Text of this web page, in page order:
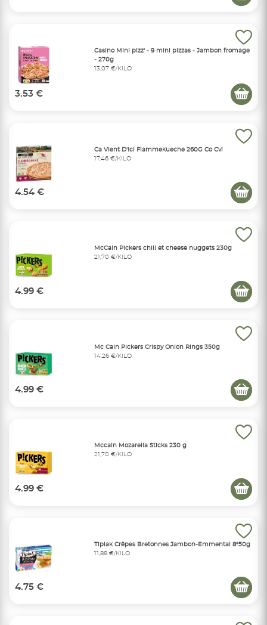
Casino Mini pizz' - 9 mini pizzas - Jambon fromage
- 270g
13,07 €/KILO
3.53 €
Ca Vient D'Ici Flammekueche 260G Co Cvi
17,46 €/KILO
4.54 €
McCain Pickers chili et cheese nuggets 230g
21,70 €/KILO
4.99 €
Mc Cain Pickers Crispy Onion Rings 350g
14,26 €/KILO
4.99 €
Mccain Mozarella Sticks 230 g
21,70 €/KILO
4.99 €
Tipiak Crêpes Bretonnes Jambon-Emmental 8*50g
11,88 €/KILO
4.75 €